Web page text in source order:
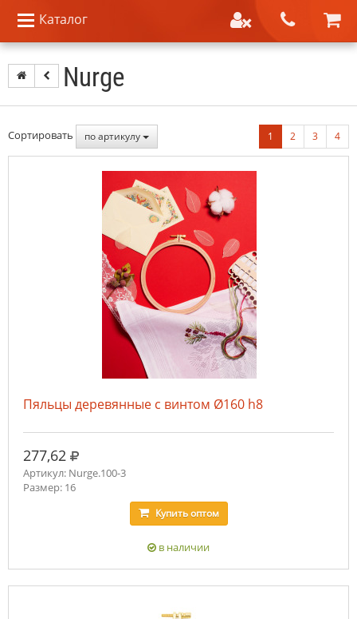
Каталог
Nurge
Сортировать по артикулу 1 2 3 4
Пяльцы деревянные с винтом Ø160 h8
277,62 руб.
Артикул: Nurge.100-3
Размер: 16
Купитьоптом
в наличии